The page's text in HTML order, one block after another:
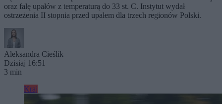
oraz falę upałów z temperaturą do 33 st. C. Instytut wydał
ostrzeżenia II stopnia przed upałem dla trzech regionów Polski.
Aleksandra Cieślik
Dzisiaj 16:51
3 min
Kraj